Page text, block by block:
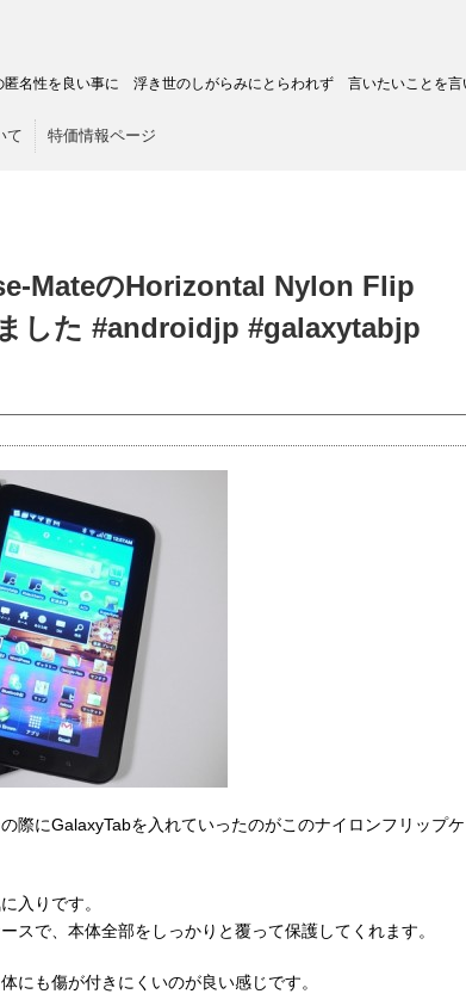
名性を良い事に 浮き世のしがらみにとらわれず 言いたいことを
て 特価情報ページ
MateのHorizontal Nylon Flip
した #androidjp #galaxytabjp
際にGalaxyTabを入れていったのがこのナイロンフリップケ
入りです。
スで、本体全部をしっかりと覆って保護してくれます。
にも傷が付きにくいのが良い感じです。